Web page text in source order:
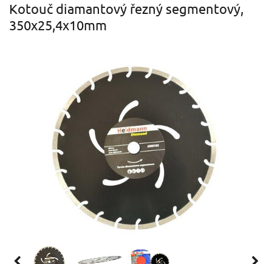
Kotouč diamantový řezný segmentový,
350x25,4x10mm